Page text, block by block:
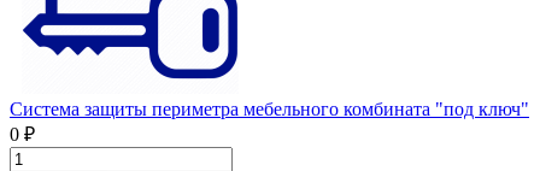
Система защиты периметра мебельного комбината "под ключ"
0 ₽